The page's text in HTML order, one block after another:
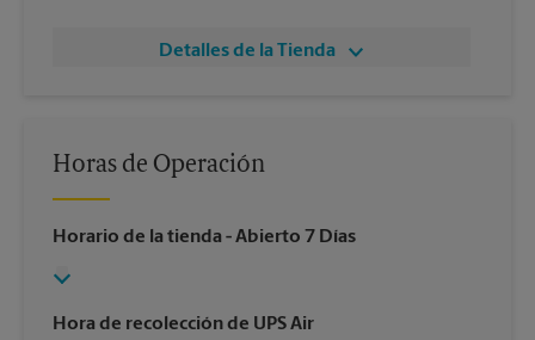
Detalles de la Tienda
Horas de Operación
Horario de la tienda - Abierto 7 Días
Hora de recolección de UPS Air